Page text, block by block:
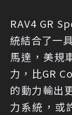
RAV4 GR
統結合了一
馬達，美規
力，比GR
的動力輸出
力系統，或